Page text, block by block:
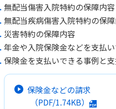
無配当傷害入院特約の保障内容
無配当疾病傷害入院特約の保
災害特約の保障内容
年金や入院保険金などを支払
保険金を支払いできる事例と
保険金などの請求
（PDF/1.74KB）